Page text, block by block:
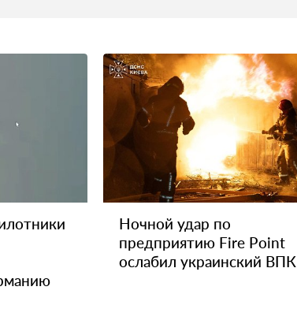
Ночной удар по
предприятию Fire Point
ослабил украинский ВПК